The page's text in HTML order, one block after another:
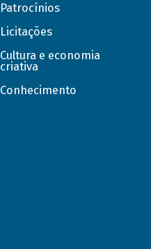
Patrocínios
Licitações
Cultura e economia
criativa
Conhecimento